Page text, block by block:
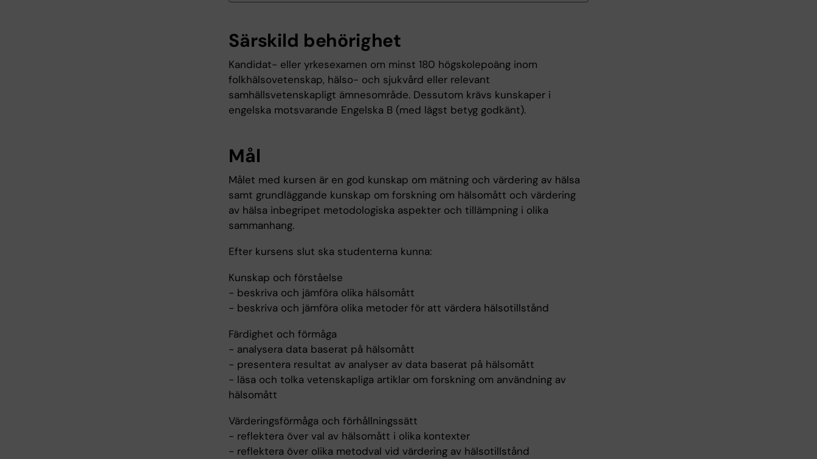
Särskild behörighet
Kandidat- eller yrkesexamen om minst 180 högskolepoäng inom
folkhälsovetenskap, hälso- och sjukvård eller relevant
samhällsvetenskapligt ämnesområde. Dessutom krävs kunskaper i
engelska motsvarande Engelska B (med lägst betyg godkänt).
Mål
Målet med kursen är en god kunskap om mätning och värdering av hälsa
samt grundläggande kunskap om forskning om hälsomått och värdering
av hälsa inbegripet metodologiska aspekter och tillämpning i olika
sammanhang.
Efter kursens slut ska studenterna kunna:
Kunskap och förståelse
- beskriva och jämföra olika hälsomått
- beskriva och jämföra olika metoder för att värdera hälsotillstånd
Färdighet och förmåga
- analysera data baserat på hälsomått
- presentera resultat av analyser av data baserat på hälsomått
- läsa och tolka vetenskapliga artiklar om forskning om användning av
hälsomått
Värderingsförmåga och förhållningssätt
- reflektera över val av hälsomått i olika kontexter
- reflektera över olika metodval vid värdering av hälsotillstånd